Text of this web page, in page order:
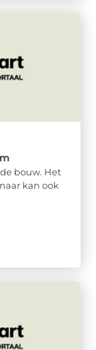
bouw. Het
kan ook